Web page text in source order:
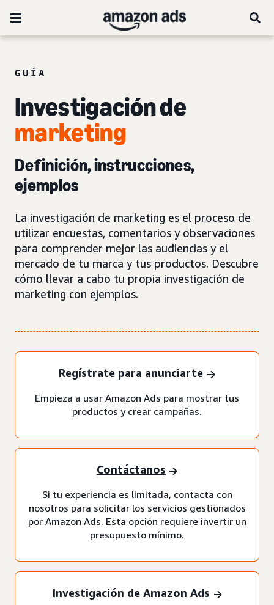
GUÍA
Investigación de
marketing
Definición, instrucciones,
ejemplos
La investigación de marketing es el proceso de
utilizar encuestas, comentarios y observaciones
para comprender mejor las audiencias y el
mercado de tu marca y tus productos. Descubre
cómo llevar a cabo tu propia investigación de
marketing con ejemplos.
Regístrate para anunciarte
Empieza a usar Amazon Ads para mostrar tus
productos y crear campañas.
Contáctanos
Si tu experiencia es limitada, contacta con
nosotros para solicitar los servicios gestionados
por Amazon Ads. Esta opción requiere invertir un
presupuesto mínimo.
Investigación de Amazon Ads